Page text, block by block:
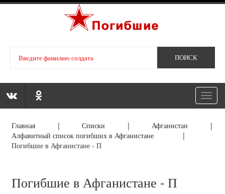
Главная |Списки | Афганистан |
Алфавитный список погибших в Афганистане |
Погибшие в Афганистане - П
Погибшие в Афганистане - П